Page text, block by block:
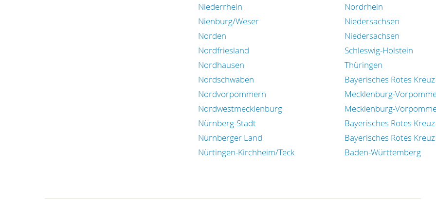
Niederrhein
Nordrhein
Nienburg/Weser
Niedersachsen
Norden
Niedersachsen
Nordfriesland
Schleswig-Holstein
Nordhausen
Thüringen
Nordschwaben
Bayerisches Rotes Kreuz
Nordvorpommern
Mecklenburg-
Nordwestmecklenburg
Mecklenburg-
Nürnberg-Stadt
Bayerisches Rotes Kreuz
Nürnberger Land
Bayerisches Rotes Kreuz
Nürtingen-Kirchheim/Teck
Baden-Württemberg